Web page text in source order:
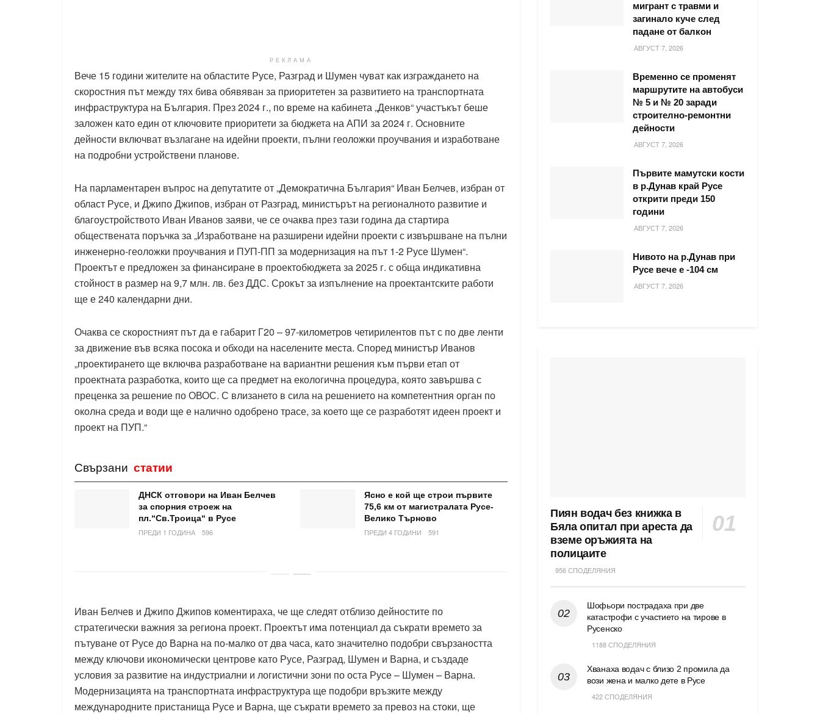
РЕКЛАМА
Вече 15 години жителите на областите Русе, Разград и Шумен чуват как изграждането на
скоростния път между тях бива обявяван за приоритетен за развитието на транспортната
инфраструктура на България. През 2024 г., по време на кабинета „Денков“ участъкът беше
заложен като един от ключовите приоритети за бюджета на АПИ за 2024 г. Основните
дейности включват възлагане на идейни проекти, пълни геоложки проучвания и изработване
на подробни устройствени планове.
На парламентарен въпрос на депутатите от „Демократична България“ Иван Белчев, избран от
област Русе, и Джипо Джипов, избран от Разград, министърът на регионалното развитие и
благоустройството Иван Иванов заяви, че се очаква през тази година да стартира
обществената поръчка за „Изработване на разширени идейни проекти с извършване на пълни
инженерно-геоложки проучвания и ПУП-ПП за модернизация на път 1-2 Русе Шумен“.
Проектът е предложен за финансиране в проектобюджета за 2025 г. с обща индикативна
стойност в размер на 9,7 млн. лв. без ДДС. Срокът за изпълнение на проектантските работи
ще е 240 календарни дни.
Очаква се скоростният път да е габарит Г20 – 97-километров четирилентов път с по две ленти
за движение във всяка посока и обходи на населените места. Според министър Иванов
„проектирането ще включва разработване на вариантни решения към първи етап от
проектната разработка, които ще са предмет на екологична процедура, която завършва с
преценка за решение по ОВОС. С влизането в сила на решението на компетентния орган по
околна среда и води ще е налично одобрено трасе, за което ще се разработят идеен проект и
проект на ПУП.“
Свързани статии
ДНСК отговори на Иван Белчев
за спорния строеж на
пл.“Св.Троица“ в Русе
ПРЕДИ 1 ГОДИНА
596
Ясно е кой ще строи първите
75,6 км от магистралата Русе-
Велико Търново
ПРЕДИ 4 ГОДИНИ
591
Иван Белчев и Джипо Джипов коментираха, че ще следят отблизо дейностите по
стратегически важния за региона проект. Проектът има потенциал да съкрати времето за
пътуване от Русе до Варна на по-малко от два часа, като значително подобри свързаността
между ключови икономически центрове като Русе, Разград, Шумен и Варна, и създаде
условия за развитие на индустриални и логистични зони по оста Русе – Шумен – Варна.
Модернизацията на транспортната инфраструктура ще подобри връзките между
международните пристанища Русе и Варна, ще съкрати времето за превоз на стоки, ще
мигрант с травми и
загинало куче след
падане от балкон
АВГУСТ 7, 2026
Временно се променят
маршрутите на автобуси
№ 5 и № 20 заради
строително-ремонтни
дейности
АВГУСТ 7, 2026
Първите мамутски кости
в р.Дунав край Русе
открити преди 150
години
АВГУСТ 7, 2026
Нивото на р.Дунав при
Русе вече е -104 см
АВГУСТ 7, 2026
Пиян водач без книжка в
Бяла опитал при ареста да
вземе оръжията на
полицаите
956 СПОДЕЛЯНИЯ
Шофьори пострадаха при две
катастрофи с участието на тирове в
Русенско
1188 СПОДЕЛЯНИЯ
Хванаха водач с близо 2 промила да
вози жена и малко дете в Русе
422 СПОДЕЛЯНИЯ